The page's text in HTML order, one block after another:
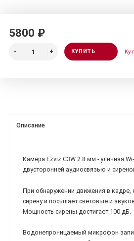
5800 ₽
КУПИТЬ
Описание
Камера Ezviz C3W 2.8 мм - уличная
двусторонней аудиосвязью и
При обнаружении движения в кадре,
сирену и посылает световые и
Мощность сирены достигает 100 дБ.
Водонепроницаемый микрофон